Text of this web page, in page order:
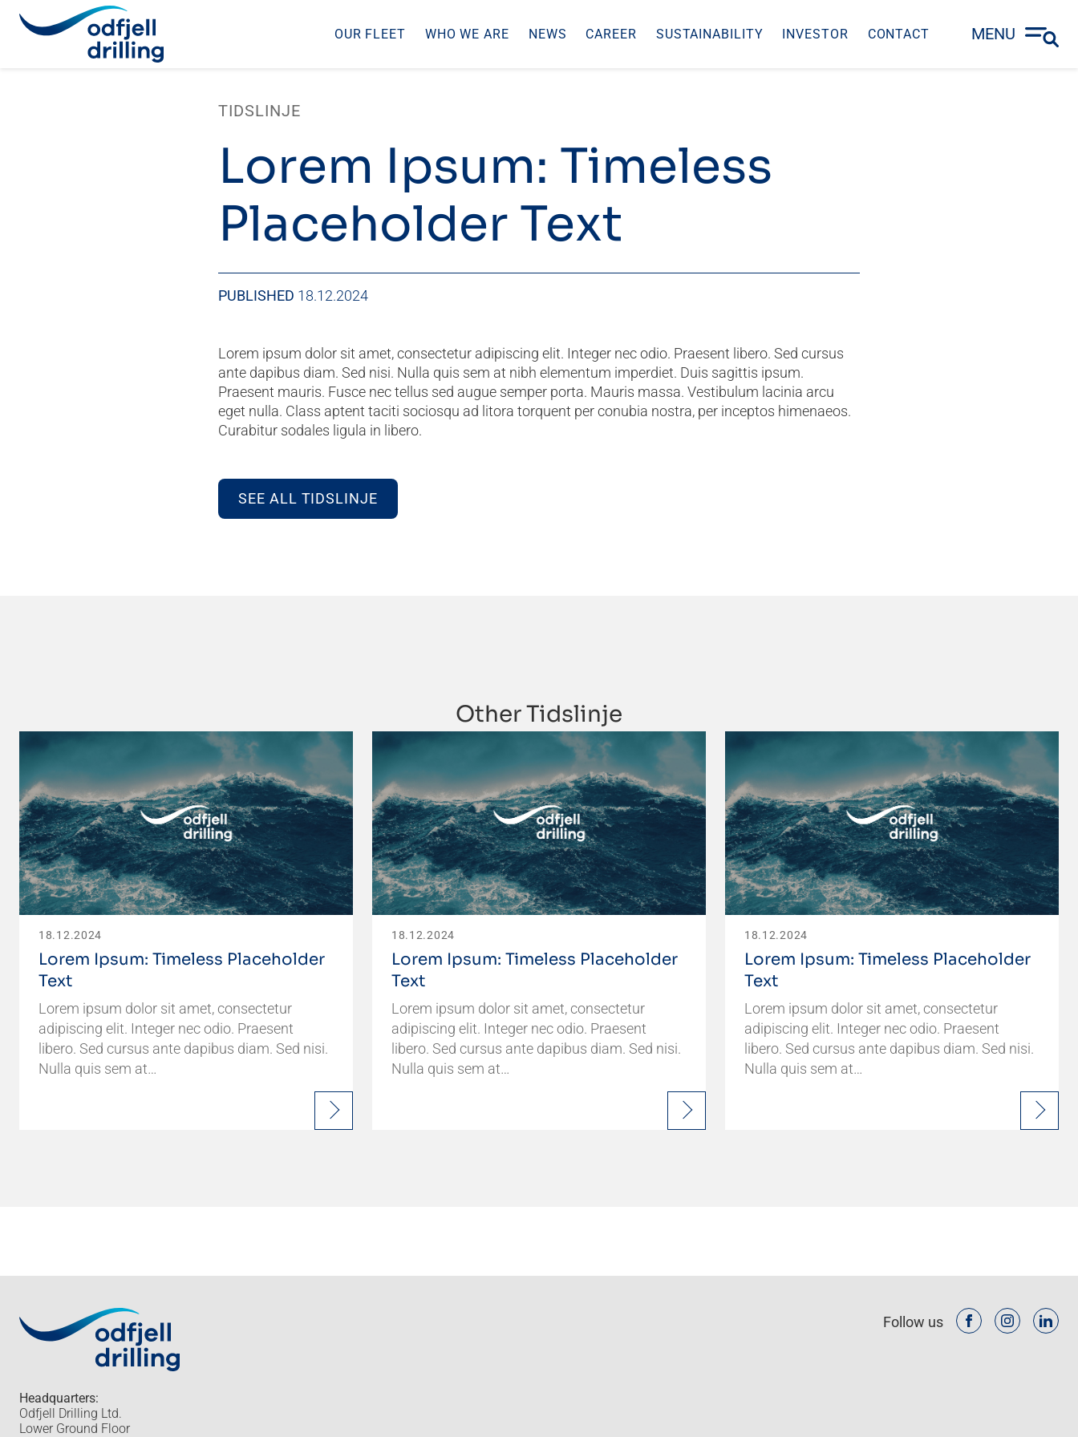
OUR FLEET WHO WE ARE NEWS CAREER SUSTAINABILITY INVESTOR CONTACT MENU
TIDSLINJE
Lorem Ipsum: Timeless
Placeholder Text
PUBLISHED 18.12.2024
Lorem ipsum dolor sit amet, consectetur adipiscing elit. Integer nec odio. Praesent libero. Sed cursus
ante dapibus diam. Sed nisi. Nulla quis sem at nibh elementum imperdiet. Duis sagittis ipsum.
Praesent mauris. Fusce nec tellus sed augue semper porta. Mauris massa. Vestibulum lacinia arcu
eget nulla. Class aptent taciti sociosqu ad litora torquent per conubia nostra, per inceptos himenaeos.
Curabitur sodales ligula in libero.
SEE ALL TIDSLINJE
Other Tidslinje
18.12.2024
Lorem Ipsum: Timeless Placeholder
Text
Lorem ipsum dolor sit amet, consectetur
adipiscing elit. Integer nec odio. Praesent
libero. Sed cursus ante dapibus diam. Sed nisi.
Nulla quis sem at…
18.12.2024
Lorem Ipsum: Timeless Placeholder
Text
Lorem ipsum dolor sit amet, consectetur
adipiscing elit. Integer nec odio. Praesent
libero. Sed cursus ante dapibus diam. Sed nisi.
Nulla quis sem at…
18.12.2024
Lorem Ipsum: Timeless Placeholder
Text
Lorem ipsum dolor sit amet, consectetur
adipiscing elit. Integer nec odio. Praesent
libero. Sed cursus ante dapibus diam. Sed nisi.
Nulla quis sem at…
Follow us
Headquarters:
Odfjell Drilling Ltd.
Lower Ground Floor